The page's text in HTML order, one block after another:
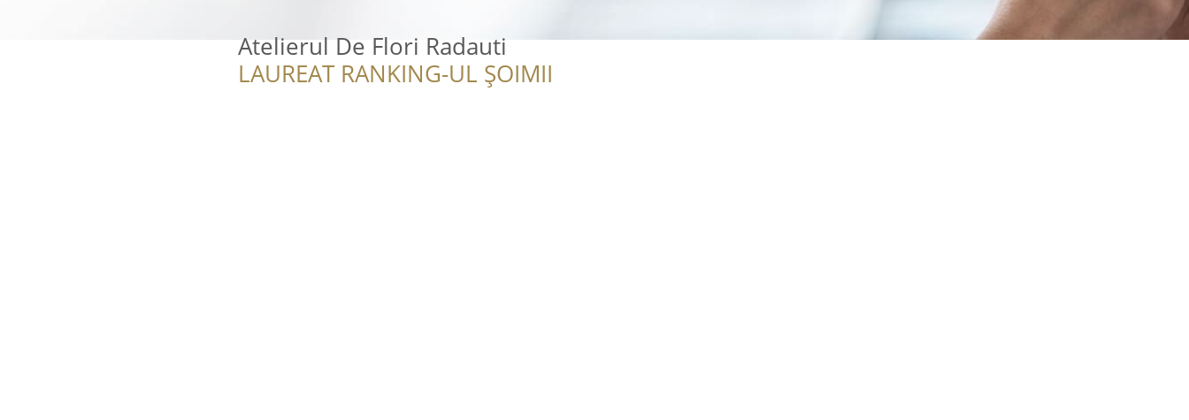
Atelierul De Flori Radauti
LAUREAT RANKING-UL ȘOIMII